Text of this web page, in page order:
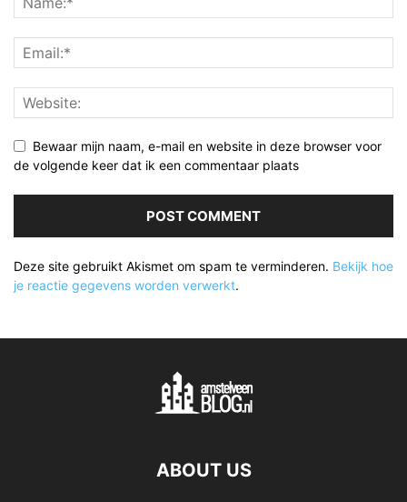
Bewaar mijn naam, e-mail en website in deze browser voor
de volgende keer dat ik een commentaar plaats
Deze site gebruikt Akismet om spam te verminderen. Bekijk hoe
je reactie gegevens worden verwerkt.
ABOUT US